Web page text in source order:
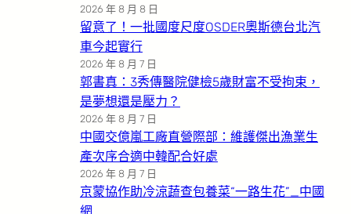
2026 年 8 月 8 日
留意了！一批國度尺度OSDER奧斯德台北汽
車今起實行
2026 年 8 月 7 日
郭書真：3秀傳醫院健檢5歲財富不受拘束，
是夢想還是壓力？
2026 年 8 月 7 日
中國交億嵐工廠直營際部：維護傑出漁業生
產次序合適中韓配合好處
2026 年 8 月 7 日
京蒙協作助冷涼蔬查包養菜“一路生花”_中國